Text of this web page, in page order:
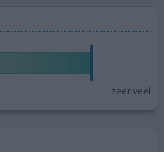
zeer veel